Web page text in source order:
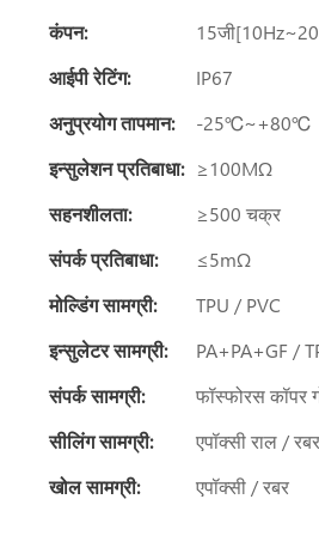
कंपन:
आईपी ​​रेटिंग:
IP67
अनुप्रयोग तापमान:
-25℃~+80℃
इन्सुलेशन प्रतिबाधा: ≥100MΩ
सहनशीलता:
≥500 चक्र
संपर्क प्रतिबाधा:
≤5mΩ
मोल्डिंग सामग्री:
TPU / PVC
इन्सुलेटर सामग्री:
PA+PA+GF /
संपर्क सामग्री:
फॉस्फोरस कॉपर
सीलिंग सामग्री:
एपॉक्सी राल / रबर
खोल सामग्री:
एपॉक्सी / रबर